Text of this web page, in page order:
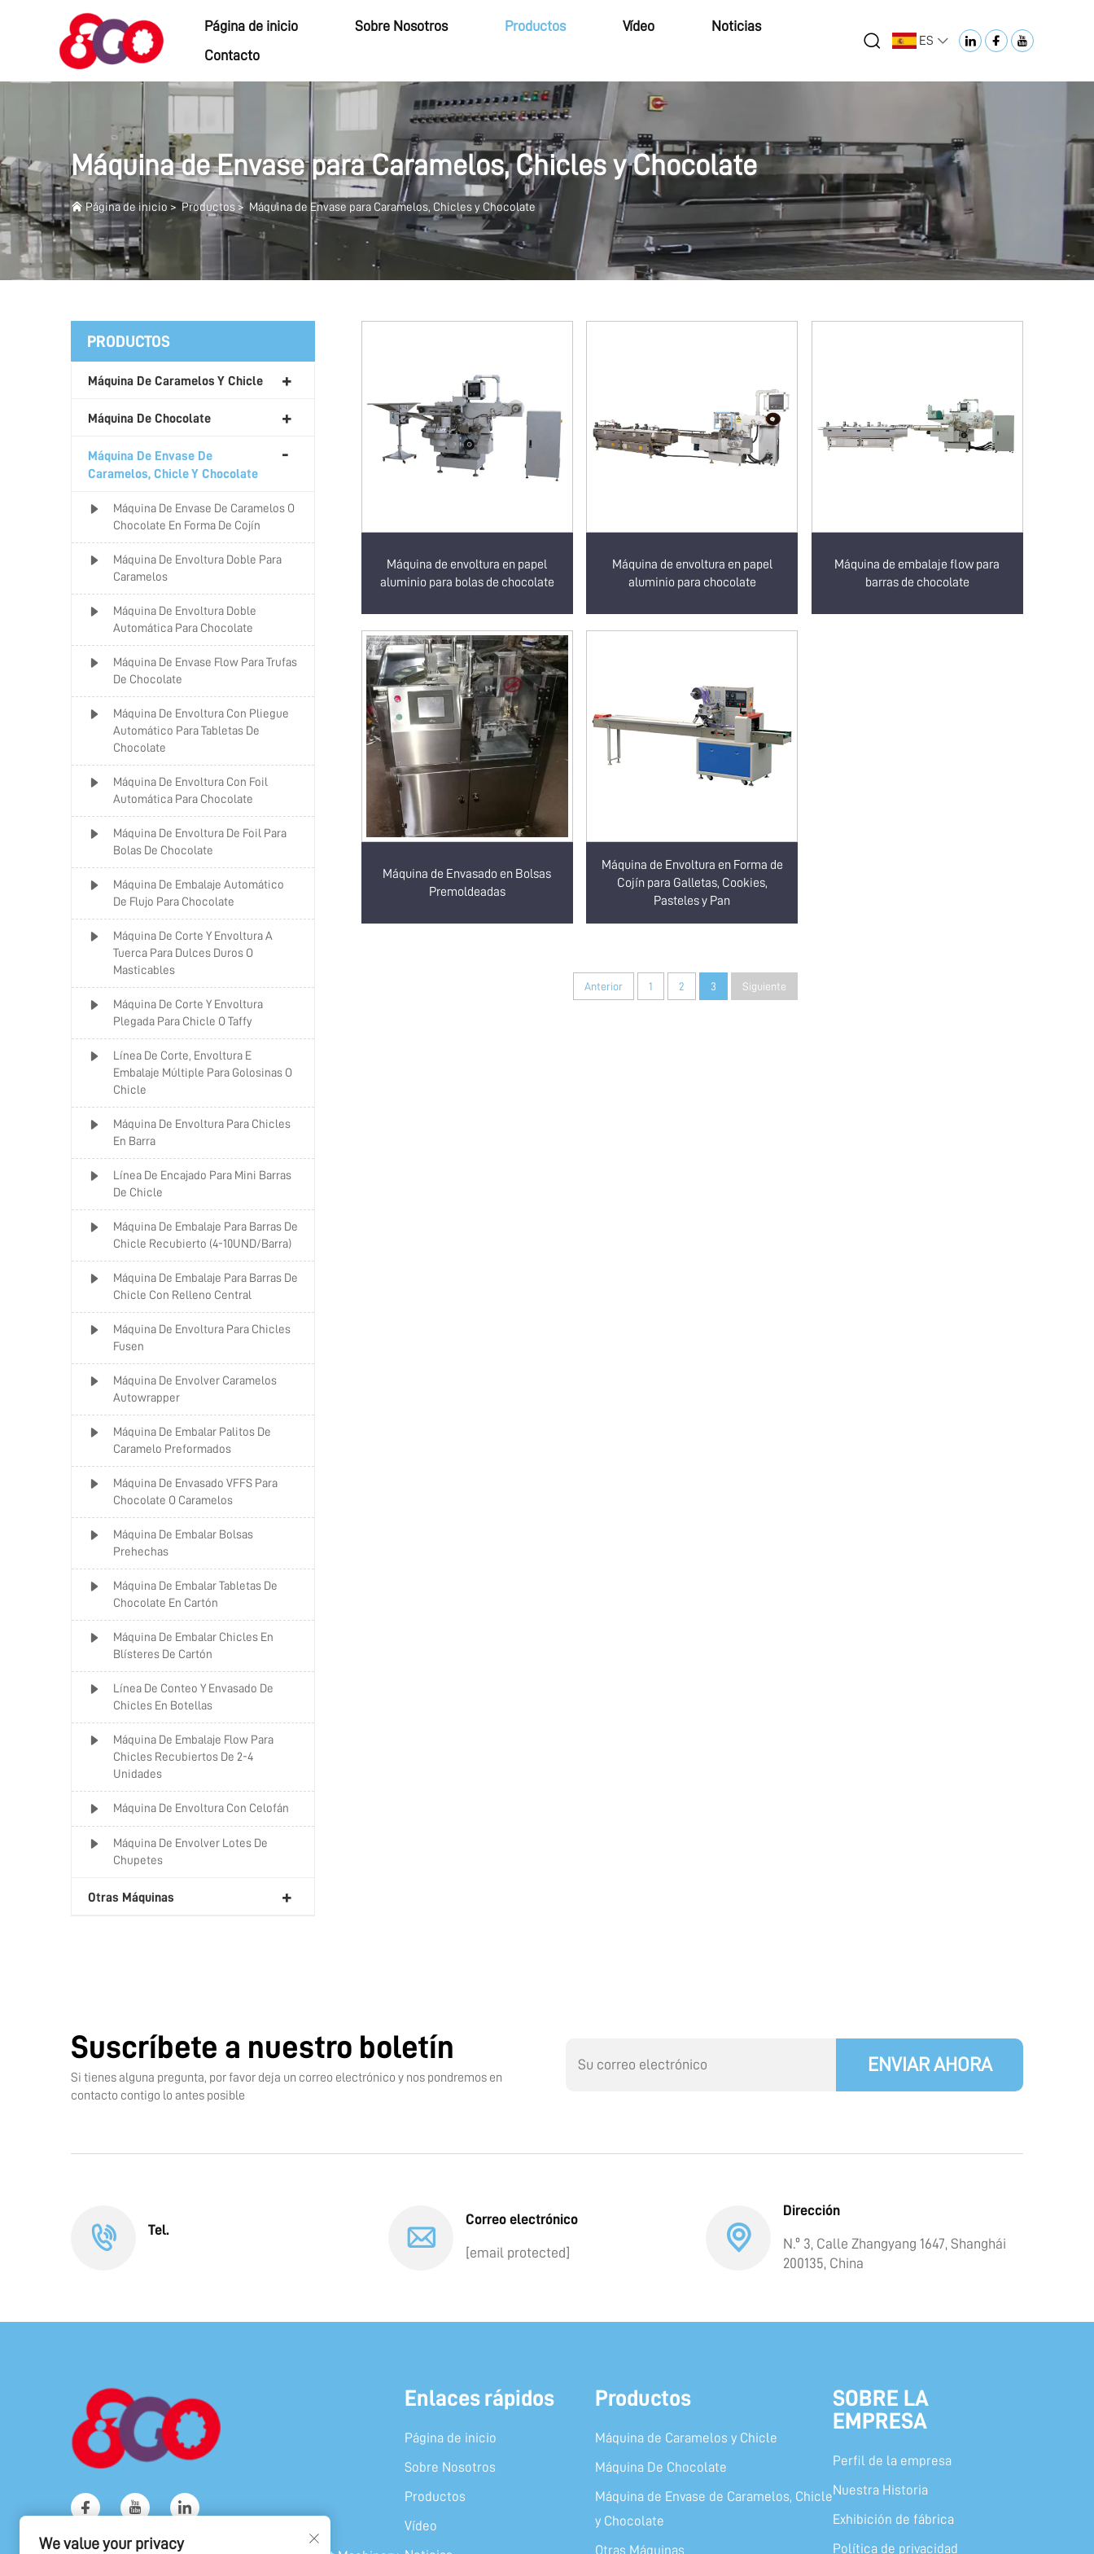
Página de inicio Sobre Nosotros Productos Vídeo
Noticias
Contacto
ES
Máquina de Envase para Caramelos, Chicles y Chocolate
Página de inicio > Productos > Máquina de Envase para Caramelos, Chicles y Chocolate
PRODUCTOS
Máquina De Caramelos Y Chicle
Máquina De Chocolate
Máquina De Envase De
Caramelos, Chicle Y Chocolate
Máquina De Envase De Caramelos O
Chocolate En Forma De Cojín
Máquina De Envoltura Doble Para
Caramelos
Máquina De Envoltura Doble
Automática Para Chocolate
Máquina De Envase Flow Para Trufas
De Chocolate
Máquina De Envoltura Con Pliegue
Automático Para Tabletas De
Chocolate
Máquina De Envoltura Con Foil
Automática Para Chocolate
Máquina De Envoltura De Foil Para
Bolas De Chocolate
Máquina De Embalaje Automático
De Flujo Para Chocolate
Máquina De Corte Y Envoltura A
Tuerca Para Dulces Duros O
Masticables
Máquina De Corte Y Envoltura
Plegada Para Chicle O Taffy
Línea De Corte, Envoltura E
Embalaje Múltiple Para Golosinas O
Chicle
Máquina De Envoltura Para Chicles
En Barra
Línea De Encajado Para Mini Barras
De Chicle
Máquina De Embalaje Para Barras De
Chicle Recubierto (4-10UND/Barra)
Máquina De Embalaje Para Barras De
Chicle Con Relleno Central
Máquina De Envoltura Para Chicles
Fusen
Máquina De Envolver Caramelos
Autowrapper
Máquina De Embalar Palitos De
Caramelo Preformados
Máquina De Envasado VFFS Para
Chocolate O Caramelos
Máquina De Embalar Bolsas
Prehechas
Máquina De Embalar Tabletas De
Chocolate En Cartón
Máquina De Embalar Chicles En
Blísteres De Cartón
Línea De Conteo Y Envasado De
Chicles En Botellas
Máquina De Embalaje Flow Para
Chicles Recubiertos De 2-4
Unidades
Máquina De Envoltura Con Celofán
Máquina De Envolver Lotes De
Chupetes
Otras Máquinas
Máquina de envoltura en papel
aluminio para bolas de chocolate
Máquina de envoltura en papel
aluminio para chocolate
Máquina de embalaje flow para
barras de chocolate
Máquina de Envasado en Bolsas
Premoldeadas
Máquina de Envoltura en Forma de
Cojín para Galletas, Cookies,
Pasteles y Pan
Anterior 1 2 3 Siguiente
Suscríbete a nuestro boletín
Si tienes alguna pregunta, por favor deja un correo electrónico y nos pondremos en
contacto contigo lo antes posible
ENVIAR AHORA
Tel.
Correo electrónico
[email protected]
Dirección
N.º 3, Calle Zhangyang 1647, Shanghái
200135, China
Enlaces rápidos
Página de inicio
Sobre Nosotros
Productos
Vídeo
Productos
Máquina de Caramelos y Chicle
Máquina De Chocolate
Máquina de Envase de Caramelos, Chicle
y Chocolate
Otras Máquinas
SOBRE LA
EMPRESA
Perfil de la empresa
Nuestra Historia
Exhibición de fábrica
Política de privacidad
We value your privacy